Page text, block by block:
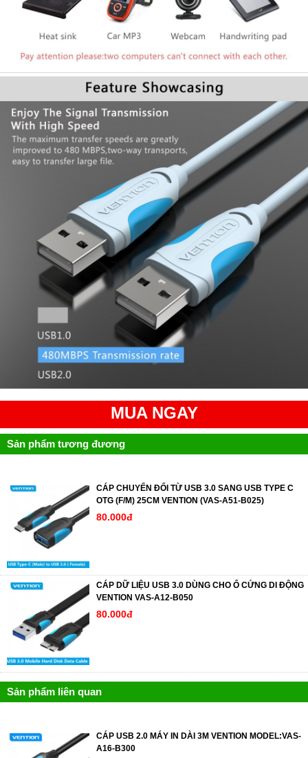
MUA NGAY
Sản phẩm tương đương
CÁP CHUYỂN ĐỔI TỪ USB 3.0 SANG USB TYPE C
OTG (F/M) 25CM VENTION (VAS-A51-B025)
80.000đ
CÁP DỮ LIỆU USB 3.0 DÙNG CHO Ổ CỨNG DI ĐỘNG
VENTION VAS-A12-B050
80.000đ
Sản phẩm liên quan
CÁP USB 2.0 MÁY IN DÀI 3M VENTION MODEL:VAS-
A16-B300